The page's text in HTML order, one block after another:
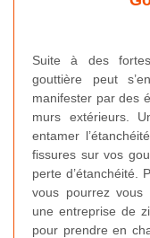
Suite à des
gouttière peut
manifester par des
murs extérieurs.
entamer
fissures sur vos
perte d’étanchéité.
vous pourrez vous
une entreprise de
pour prendre en